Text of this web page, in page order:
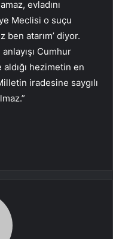
evladını
Meclisi o suçu
atarım’ diyor.
anlayışı Cumhur
hezimetin en
iradesine saygılı